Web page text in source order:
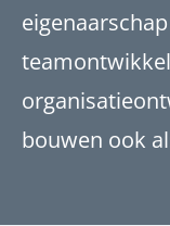
bouwen ook